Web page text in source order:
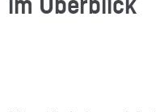
im Überblick